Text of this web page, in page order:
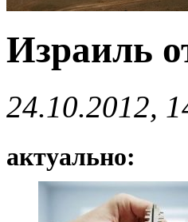
Израиль
24.10.2012,
актуально: